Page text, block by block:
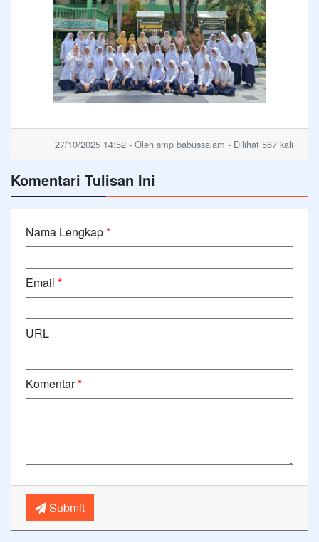
27/10/2025 14:52 - Oleh smp babussalam - Dilihat 567 kali
Komentari Tulisan Ini
Nama Lengkap*
Email *
URL
Komentar*
Submit